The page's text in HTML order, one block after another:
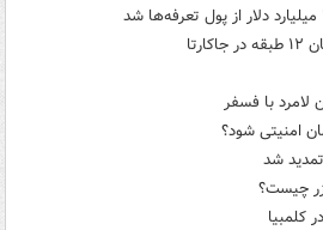
لامرد با فسفر
امنیتی شود؟
شد
چیست؟
کلمبیا